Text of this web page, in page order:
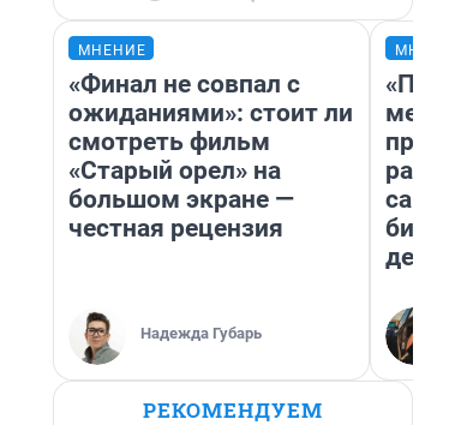
МНЕНИЕ
«Финал не совпал с
ожиданиями»: стоит ли
смотреть фильм
«Старый орел» на
большом экране —
честная рецензия
Надежда Губарь
РЕКОМЕНДУЕМ